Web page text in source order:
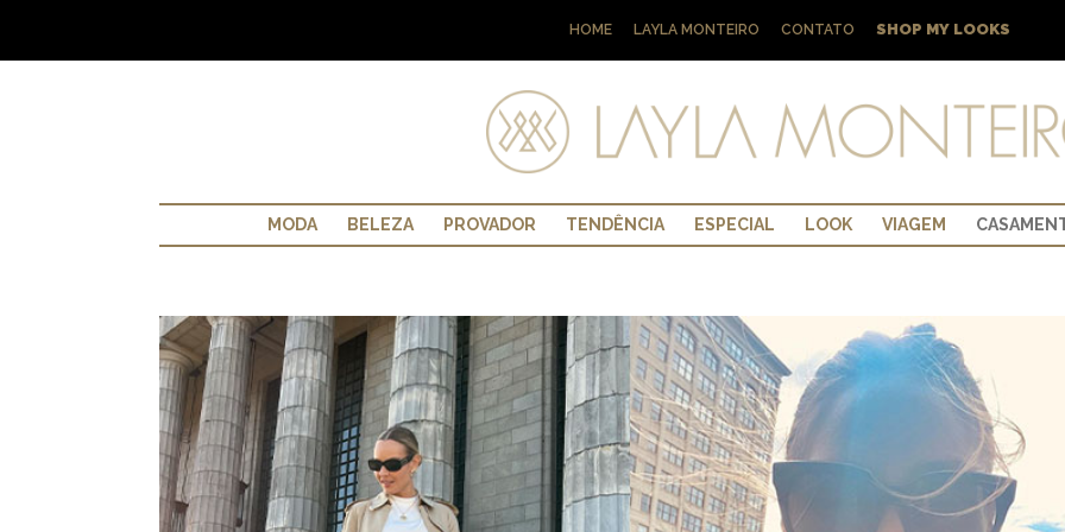
HOME LAYLA MONTEIRO CONTATO SHOP MY LOOKS
MODA BELEZA PROVADOR TENDÊNCIA ESPECIAL LOOK VIAGEM